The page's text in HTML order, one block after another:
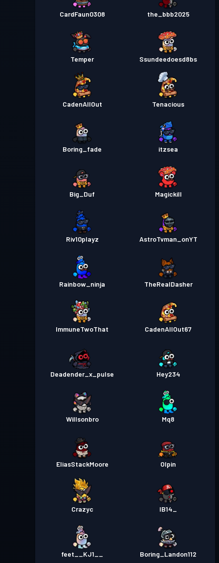
CardFaun0308 the_bbb2025
Temper Ssundeedoesd8bs
CadenAllOut Tenacious
Boring_fade itzsea
Big_Duf Magickill
Riv10playz AstroTvman_onYT
Rainbow_ninja TheRealDasher
ImmuneTwoThat CadenAllOut67
Deadender_x_pulse Hey234
Willsonbro Mq8
EliasStackMoore Olpin
Crazyc IB14_
feet__KJ1__ Boring_Landon112